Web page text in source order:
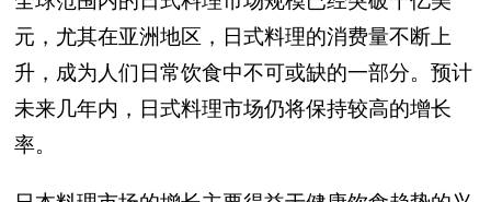
元，尤其在亚洲地区，日式料理的消费量不断上
升，成为人们日常饮食中不可或缺的一部分。预计
未来几年内，日式料理市场仍将保持较高的增长
率。